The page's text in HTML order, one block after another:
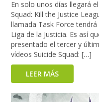
En solo unos días llegará
Squad: Kill the Justice
llamada Task Force
Liga de la Justicia. Es así
presentado el tercer y
vídeos Suicide Squad: […]
LEER MÁS